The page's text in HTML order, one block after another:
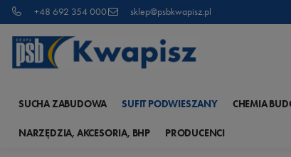
+48 692 354 000 sklep@psbkwapisz.pl
SUCHA ZABUDOWA SUFIT PODWIESZANY CHEMIA
NARZĘDZIA, AKCESORIA, BHP PRODUCENCI